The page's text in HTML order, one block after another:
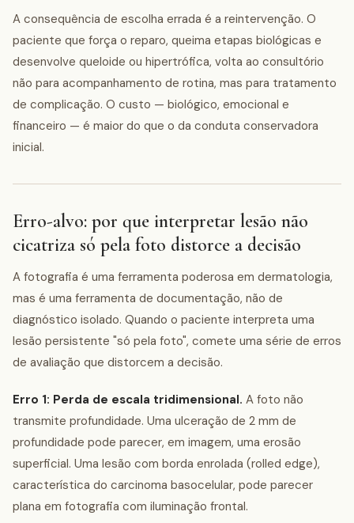
A consequência de escolha errada é a reintervenção. O
paciente que força o reparo, queima etapas biológicas e
desenvolve queloide ou hipertrófica, volta ao consultório
não para acompanhamento de rotina, mas para tratamento
de complicação. O custo — biológico, emocional e
financeiro — é maior do que o da conduta conservadora
inicial.
Erro-alvo: por que interpretar lesão não
cicatriza só pela foto distorce a decisão
A fotografia é uma ferramenta poderosa em dermatologia,
mas é uma ferramenta de documentação, não de
diagnóstico isolado. Quando o paciente interpreta uma
lesão persistente "só pela foto", comete uma série de erros
de avaliação que distorcem a decisão.
Erro 1: Perda de escala tridimensional. A foto não
transmite profundidade. Uma ulceração de 2 mm de
profundidade pode parecer, em imagem, uma erosão
superficial. Uma lesão com borda enrolada (rolled edge),
característica do carcinoma basocelular, pode parecer
plana em fotografia com iluminação frontal.